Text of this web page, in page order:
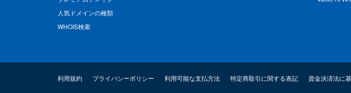
人気ドメインの種類
WHOIS検索
利用規約 プライバシーポリシー 利用可能な支払方法 特定商取引に関する表記 資金決済法に